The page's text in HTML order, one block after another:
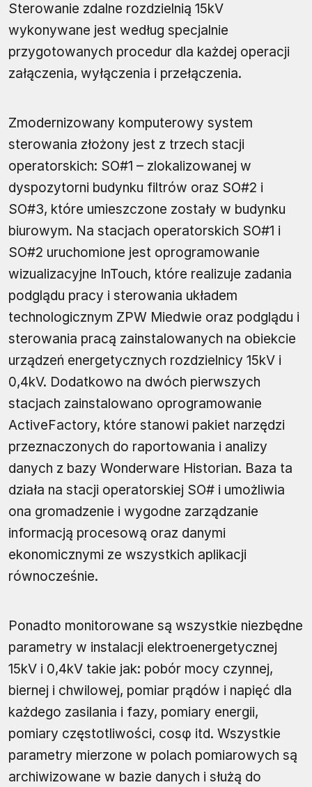
Sterowanie zdalne rozdzielnią 15kV
wykonywane jest według specjalnie
przygotowanych procedur dla każdej operacji
załączenia, wyłączenia i przełączenia.
Zmodernizowany komputerowy system
sterowania złożony jest z trzech stacji
operatorskich: SO#1 – zlokalizowanej w
dyspozytorni budynku filtrów oraz SO#2 i
SO#3, które umieszczone zostały w budynku
biurowym. Na stacjach operatorskich SO#1 i
SO#2 uruchomione jest oprogramowanie
wizualizacyjne InTouch, które realizuje zadania
podglądu pracy i sterowania układem
technologicznym ZPW Miedwie oraz podglądu i
sterowania pracą zainstalowanych na obiekcie
urządzeń energetycznych rozdzielnicy 15kV i
0,4kV. Dodatkowo na dwóch pierwszych
stacjach zainstalowano oprogramowanie
ActiveFactory, które stanowi pakiet narzędzi
przeznaczonych do raportowania i analizy
danych z bazy Wonderware Historian. Baza ta
działa na stacji operatorskiej SO# i umożliwia
ona gromadzenie i wygodne zarządzanie
informacją procesową oraz danymi
ekonomicznymi ze wszystkich aplikacji
równocześnie.
Ponadto monitorowane są wszystkie niezbędne
parametry w instalacji elektroenergetycznej
15kV i 0,4kV takie jak: pobór mocy czynnej,
biernej i chwilowej, pomiar prądów i napięć dla
każdego zasilania i fazy, pomiary energii,
pomiary częstotliwości, cosφ itd. Wszystkie
parametry mierzone w polach pomiarowych są
archiwizowane w bazie danych i służą do